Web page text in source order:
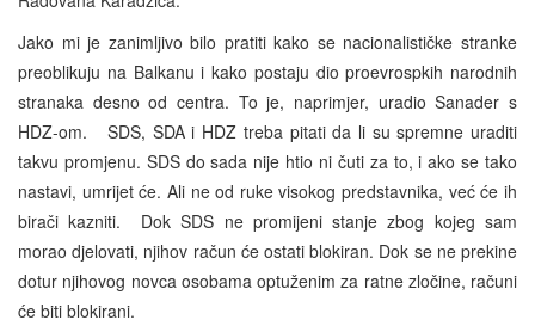
Jako mi je zanimljivo bilo pratiti kako se nacionalističke stranke
preoblikuju na Balkanu i kako postaju dio proevrospkih narodnih
stranaka desno od centra. To je, naprimjer, uradio Sanader s
HDZ-om. SDS, SDA i HDZ treba pitati da li su spremne uraditi
takvu promjenu. SDS do sada nije htio ni čuti za to, i ako se tako
nastavi, umrijet će. Ali ne od ruke visokog predstavnika, već će ih
birači kazniti. Dok SDS ne promijeni stanje zbog kojeg sam
morao djelovati, njihov račun će ostati blokiran. Dok se ne prekine
dotur njihovog novca osobama optuženim za ratne zločine, računi
će biti blokirani.